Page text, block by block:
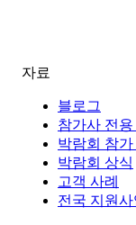
자료
블로그
참가사 전
박람회 참
박람회 상식
고객 사례
전국 지원사